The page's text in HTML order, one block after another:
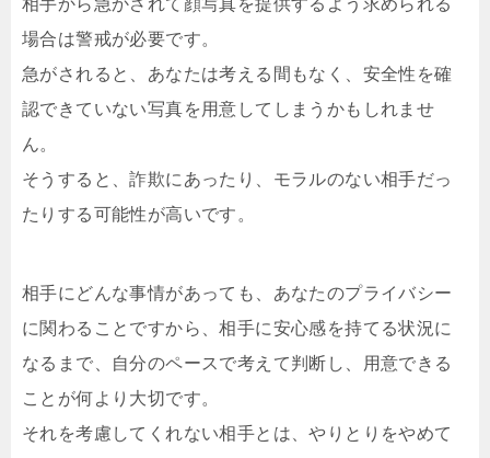
相手から急かされて顔写真を提供するよう求められる
場合は警戒が必要です。
急がされると、あなたは考える間もなく、安全性を確
認できていない写真を用意してしまうかもしれませ
ん。
そうすると、詐欺にあったり、モラルのない相手だっ
たりする可能性が高いです。
相手にどんな事情があっても、あなたのプライバシー
に関わることですから、相手に安心感を持てる状況に
なるまで、自分のペースで考えて判断し、用意できる
ことが何より大切です。
それを考慮してくれない相手とは、やりとりをやめて